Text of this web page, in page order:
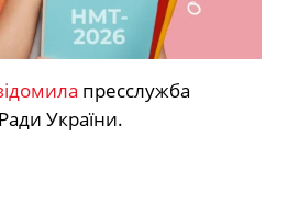
пресслужба
України.